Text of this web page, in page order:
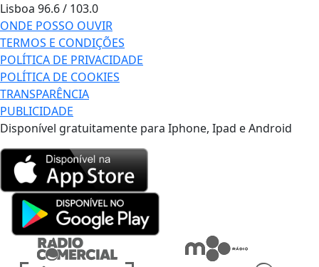
Lisboa 96.6 / 103.0
ONDE POSSO OUVIR
TERMOS E CONDIÇÕES
POLÍTICA DE PRIVACIDADE
POLÍTICA DE COOKIES
TRANSPARÊNCIA
PUBLICIDADE
Disponível gratuitamente para Iphone, Ipad e Android